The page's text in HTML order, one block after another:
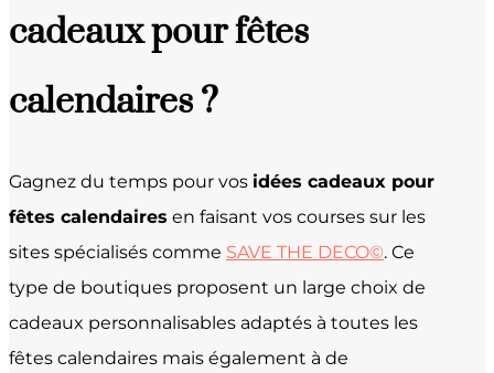
cadeaux pour fêtes
calendaires ?
Gagnez du temps pour vos idées cadeaux pour
fêtes calendaires en faisant vos courses sur les
sites spécialisés comme SAVE THE DECO©. Ce
type de boutiques proposent un large choix de
cadeaux personnalisables adaptés à toutes les
fêtes calendaires mais également à de